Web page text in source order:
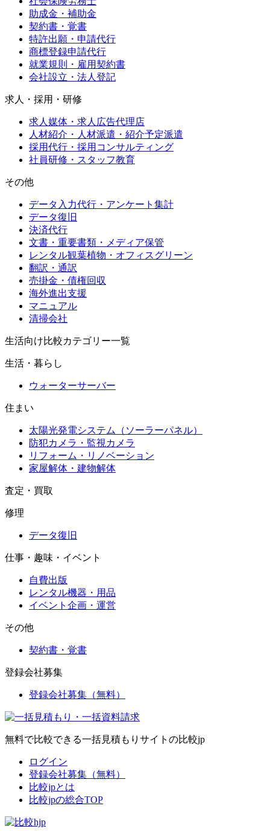
助成金・補助金
契約書・覚書
特許出願・申請代行
商標登録申請代行
就業規則・雇用契約書
会社設立・法人登記
求人・採用・研修
求人媒体・求人広告代理店
人材紹介・人材派遣・紹介予定派遣
採用代行・採用コンサルティング
社員研修・スタッフ教育
その他
データ入力代行・アンケート集計
データ復旧
決済代行
文書・重要書類・メディア保管
レンタル観葉植物・オフィスグリーン
翻訳・通訳
売掛金・債権回収
海外進出支援
マニュアル
清掃会社
生活向け比較カテゴリー一覧
生活・暮らし
ウォーターサーバー
住まい
太陽光発電システム（ソーラーパネル）
防犯カメラ・監視カメラ
リフォーム・リノベーション
家屋解体・建物解体
査定・買取
修理
データ復旧
仕事・趣味・イベント
自費出版
レンタル機器・用品
イベント企画・運営
その他
契約書・覚書
登録会社募集
登録会社募集（無料）
無料で比較できる一括見積もりサイトの比較jp
ログイン
登録会社募集（無料）
比較jpとは
比較jpの総合TOP